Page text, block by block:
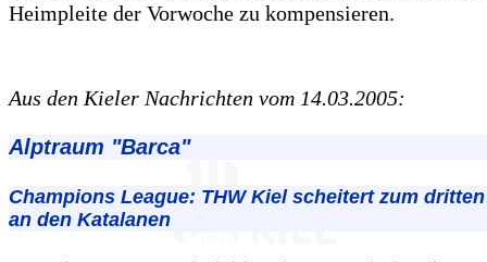
Heimpleite der Vorwoche zu kompensieren.
Aus den Kieler Nachrichten vom 14.03.2005:
Alptraum "Barca"
Champions League: THW Kiel scheitert zum
an den Katalanen